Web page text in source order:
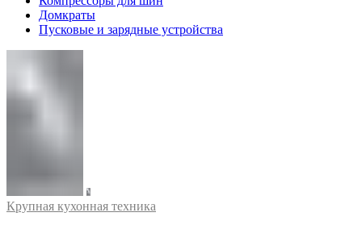
Домкраты
Пусковые и зарядные устройства
Крупная кухонная техника